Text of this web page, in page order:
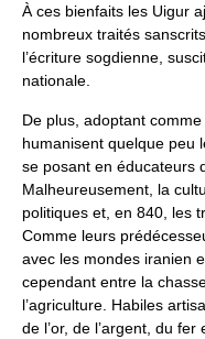
À ces bienfaits les Uigur
nombreux traités
l’écriture sogdienne,
nationale.
De plus, adoptant
humanisent quelque peu
se posant en éducateurs
Malheureusement, la
politiques et, en 840, les
Comme leurs
avec les mondes iranien
cependant entre la
l’agriculture. Habiles
de l’or, de l’argent, du